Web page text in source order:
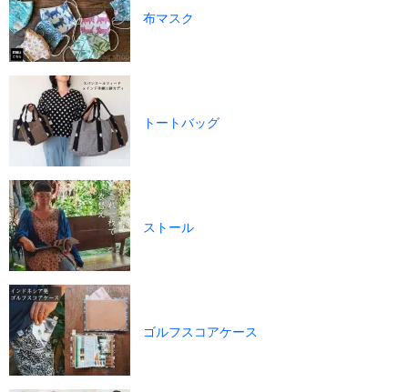
布マスク
トートバッグ
ストール
ゴルフスコアケース